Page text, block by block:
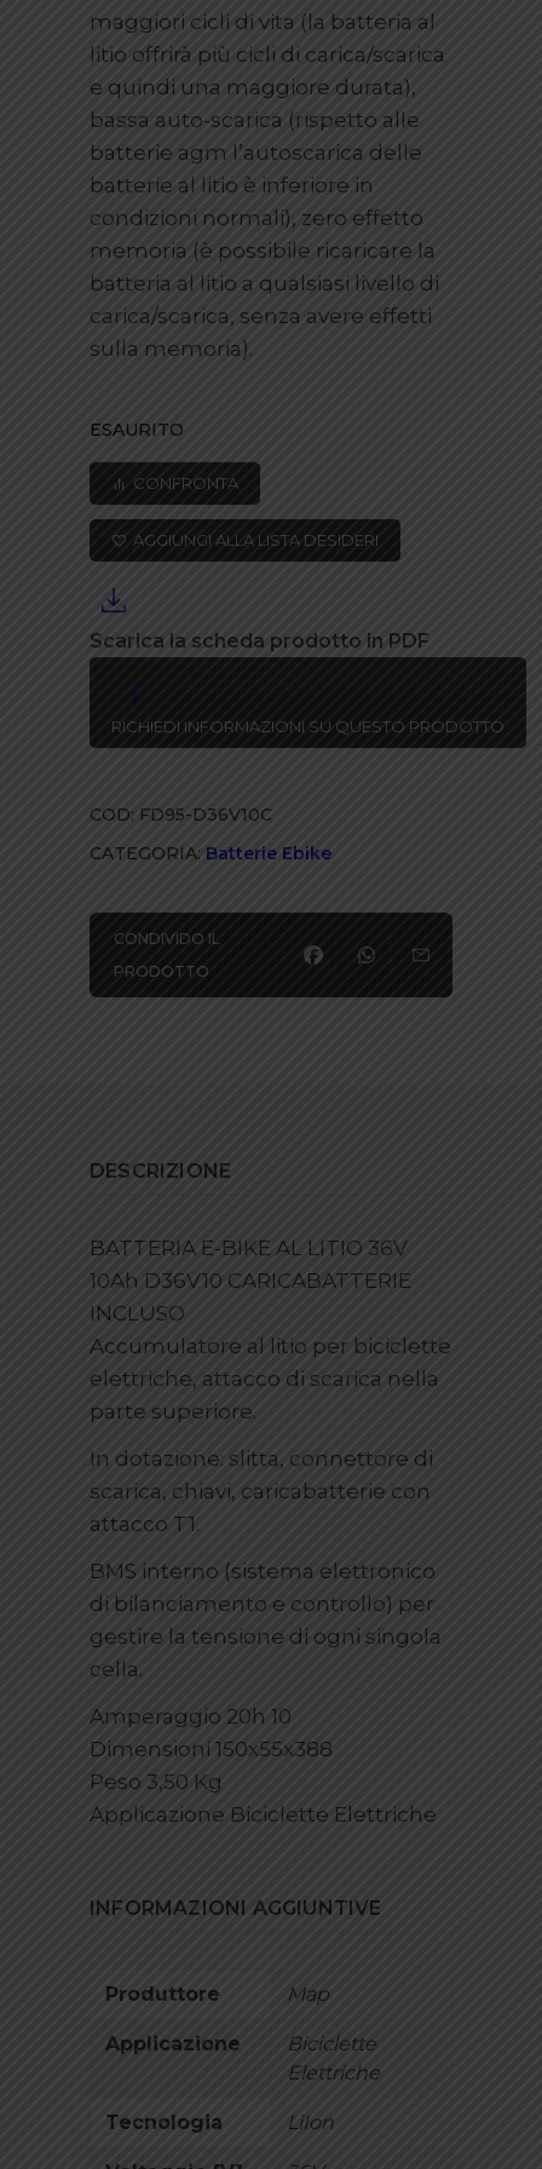
maggiori cicli di vita (la batteria al
litio offrirà più cicli di carica/scarica
e quindi una maggiore durata),
bassa auto-scarica (rispetto alle
batterie agm l’autoscarica delle
batterie al litio è inferiore in
condizioni normali), zero effetto
memoria (è possibile ricaricare la
batteria al litio a qualsiasi livello di
carica/scarica, senza avere effetti
sulla memoria).
ESAURITO
CONFRONTA
AGGIUNGI ALLA LISTA DESIDERI
Scarica la scheda prodotto in PDF
RICHIEDI INFORMAZIONI SU QUESTO PRODOTTO
COD: FD95-D36V10C
CATEGORIA: Batterie Ebike
CONDIVIDO IL
PRODOTTO
DESCRIZIONE
BATTERIA E-BIKE AL LITIO 36V
10Ah D36V10 CARICABATTERIE
INCLUSO
Accumulatore al litio per biciclette
elettriche, attacco di scarica nella
parte superiore.
In dotazione: slitta, connettore di
scarica, chiavi, caricabatterie con
attacco T1.
BMS interno (sistema elettronico
di bilanciamento e controllo) per
gestire la tensione di ogni singola
cella.
Amperaggio 20h 10
Dimensioni 150x55x388
Peso 3,50 Kg
Applicazione Biciclette Elettriche
INFORMAZIONI AGGIUNTIVE
Produttore Map
Applicazione
Biciclette
Elettriche
Tecnologia LiIon